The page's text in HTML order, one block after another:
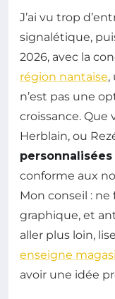
J’ai vu trop
signalétique,
2026, avec la
région nantaise,
n’est pas une
croissance. Que
Herblain, ou
personnalisées
conforme aux
Mon conseil : ne
graphique, et
aller plus loin,
enseigne
avoir une idée